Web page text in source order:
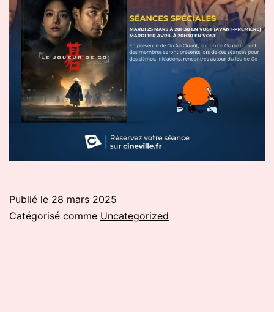
Publié le 28 mars 2025
Catégorisé comme Uncategorized